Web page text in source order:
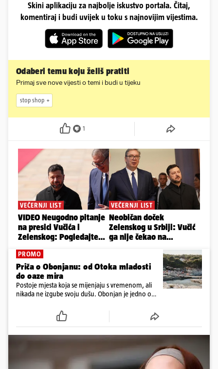
Skini aplikaciju za najbolje iskustvo portala. Čitaj,
komentiraj i budi uvijek u toku s najnovijim vijestima.
Odaberi temu koju želiš pratiti
Primaj sve nove vijesti o temi i budi u tijeku
stop shop
1
PROMO
Priča o Obonjanu: od Otoka mladosti
do oaze mira
Postoje mjesta koja se mijenjaju s vremenom, ali
nikada ne izgube svoju dušu. Obonjan je jedno od